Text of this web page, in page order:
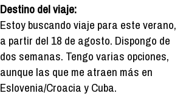
Destino del viaje:
Estoy buscando viaje para este verano,
a partir del 18 de agosto. Dispongo de
dos semanas. Tengo varias opciones,
aunque las que me atraen más en
Eslovenia/Croacia y Cuba.